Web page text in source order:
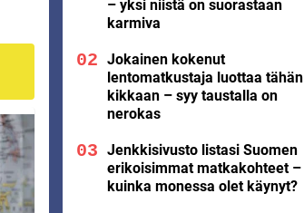
– yksi niistä on suorastaan
karmiva
Jokainen kokenut
lentomatkustaja luottaa tähän
kikkaan – syy taustalla on
nerokas
Jenkkisivusto listasi Suomen
erikoisimmat matkakohteet –
kuinka monessa olet käynyt?